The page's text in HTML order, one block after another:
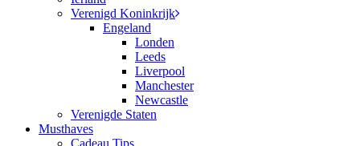
Verenigd Koninkrijk
Engeland
Londen
Leeds
Liverpool
Manchester
Newcastle
Verenigde Staten
Musthaves
Cadeau Tips